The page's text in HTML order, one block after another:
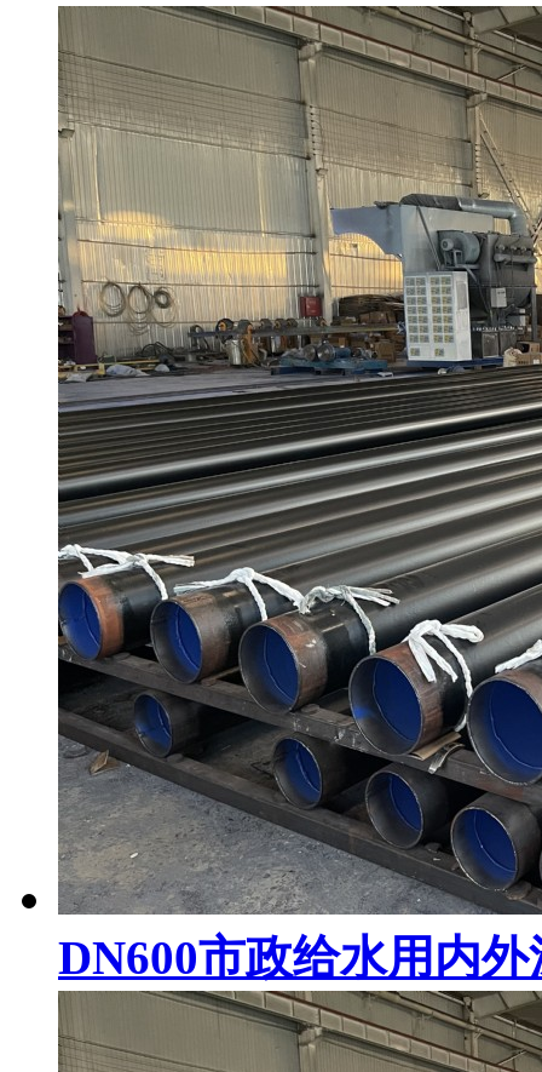
DN600市政给水用内